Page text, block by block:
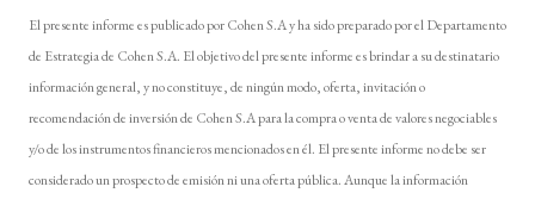
El presente informe es publicado por Cohen S.A y ha sido preparado por el Departamento
de Estrategia de Cohen S.A. El objetivo del presente informe es brindar a su destinatario
información general, y no constituye, de ningún modo, oferta, invitación o
recomendación de inversión de Cohen S.A para la compra o venta de valores negociables
y/o de los instrumentos financieros mencionados en él. El presente informe no debe ser
considerado un prospecto de emisión ni una oferta pública. Aunque la información